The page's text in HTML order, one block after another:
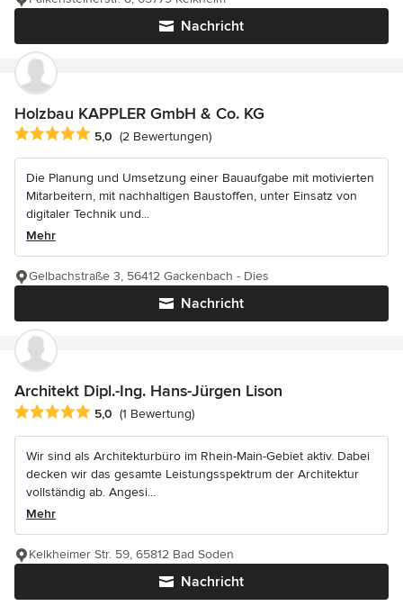
Nachricht
Holzbau KAPPLER GmbH & Co. KG
Durchschnittliche Bewertung: 5 von 5 Sternen
5,0 (2 Bewertungen)
Die Planung und Umsetzung einer Bauaufgabe mit motivierten
Mitarbeitern, mit nachhaltigen Baustoffen, unter Einsatz von
digitaler Technik und...
Mehr
Nachricht
Gelbachstraße 3, 56412 Gackenbach - Dies
Architekt Dipl.-Ing. Hans-Jürgen Lison
Durchschnittliche Bewertung: 5 von 5 Sternen
5,0 (1 Bewertung)
Wir sind als Architekturbüro im Rhein-Main-Gebiet aktiv. Dabei
decken wir das gesamte Leistungsspektrum der Architektur
vollständig ab. Angesi...
Mehr
Nachricht
Kelkheimer Str. 59, 65812 Bad Soden